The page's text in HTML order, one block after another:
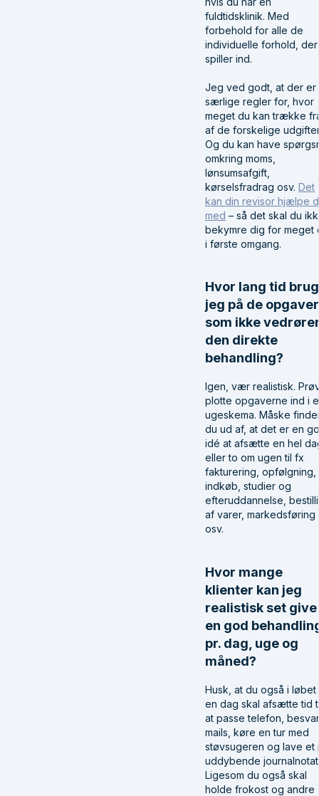
fuldtidsklinik. Med
forbehold for alle de
individuelle forhold, der
spiller ind.
Jeg ved godt, at der er
særlige regler for, hvor
meget du kan trække
af de forskelige
Og du kan have
omkring moms,
lønsumsafgift,
kørselsfradrag osv. Det
kan din revisor hjælpe
med – så det skal du
bekymre dig for meget
i første omgang.
Hvor lang tid
jeg på de
som ikke
den direkte
behandling?
Igen, vær realistisk.
plotte opgaverne ind i
ugeskema. Måske
du ud af, at det er en
idé at afsætte en hel
eller to om ugen til fx
fakturering, opfølgning,
indkøb, studier og
efteruddannelse,
af varer, markedsføring
osv.
Hvor mange
klienter kan jeg
realistisk set give
en god
pr. dag, uge og
måned?
Husk, at du også i løbet
en dag skal afsætte tid
at passe telefon,
mails, køre en tur med
støvsugeren og lave et
uddybende
Ligesom du også skal
holde frokost og andre